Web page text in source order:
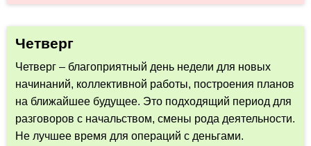
Четверг
Четверг – благоприятный день недели для новых
начинаний, коллективной работы, построения планов
на ближайшее будущее. Это подходящий период для
разговоров с начальством, смены рода деятельности.
Не лучшее время для операций с деньгами.